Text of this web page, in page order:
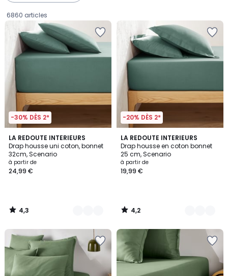
6860 articles
-30% DÈS 2*
LA REDOUTE INTERIEURS
Drap housse uni coton, bonnet
32cm, Scenario
Prix
à
24,99
€.
à partir de
24,99 €
4,3
/ 5
22
Couleurs
4,3
/
-20% DÈS 2*
LA REDOUTE INTERIEURS
Drap housse en coton bonnet
25 cm, Scenario
à partir de
19,99 €
4,2
/ 5
22
Couleurs
4,2
/